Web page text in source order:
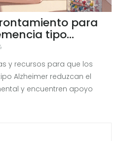
para
tipo
y recursos para que los
Alzheimer reduzcan el
y encuentren apoyo